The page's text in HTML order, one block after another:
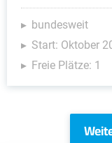
bundesweit
Start: Oktober
Freie Plätze: 1